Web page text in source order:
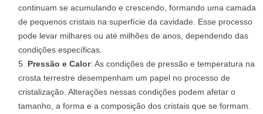
continuam se acumulando e crescendo, formando uma camada
de pequenos cristais na superfície da cavidade. Esse processo
pode levar milhares ou até milhões de anos, dependendo das
condições específicas.
Pressão e Calor: As condições de pressão e temperatura na
crosta terrestre desempenham um papel no processo de
cristalização. Alterações nessas condições podem afetar o
tamanho, a forma e a composição dos cristais que se formam.